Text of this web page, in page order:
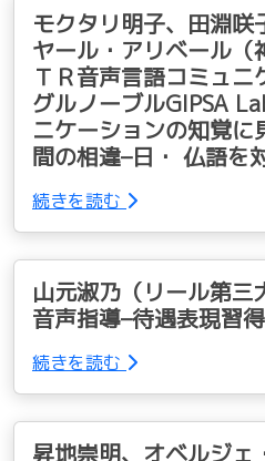
モクタリ明子、田淵咲
ヤール・アリベール
ＴＲ音声言語コミュニ
グルノーブルGIPSA
ニケーションの知覚
間の相違–日・ 仏語を
続きを読む
山元淑乃（リール第三
音声指導–待遇表現習
続きを読む
昇地崇明、オベルジェ